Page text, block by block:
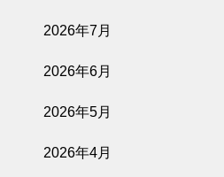
2026年7月
2026年6月
2026年5月
2026年4月